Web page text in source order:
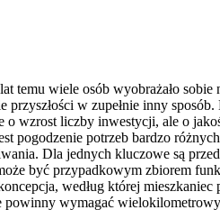
temu wiele osób wyobrażało
w zupełnie inny
wzrost liczby inwestycji, ale o
pogodzenie potrzeb bardzo
Dla jednych kluczowe są
być przypadkowym zbiorem
według której
wymagać